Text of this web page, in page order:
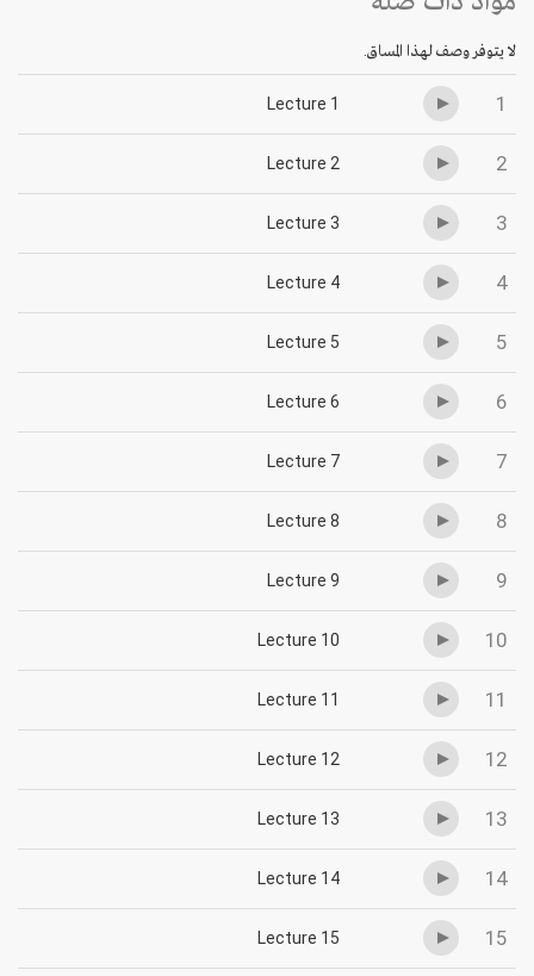
لا يتوفر وصف لهذا المساق.
1
Lecture 1
2
Lecture 2
3
Lecture 3
4
Lecture 4
5
Lecture 5
6
Lecture 6
7
Lecture 7
8
Lecture 8
9
Lecture 9
10
Lecture 10
11
Lecture 11
12
Lecture 12
13
Lecture 13
14
Lecture 14
15
Lecture 15